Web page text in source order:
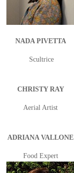
NADA PIVETTA
Scultrice
CHRISTY RAY
Aerial Artist
ADRIANA VALLONE
Food Expert